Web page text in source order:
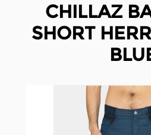
CHILLAZ
SHORT
Clicken, um das Karussell zu